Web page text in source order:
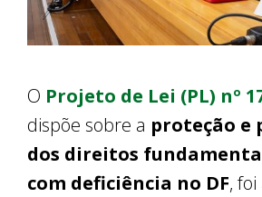
O Projeto de Lei (PL) nº
dispõe sobre a proteção e
dos direitos
com deficiência no DF,